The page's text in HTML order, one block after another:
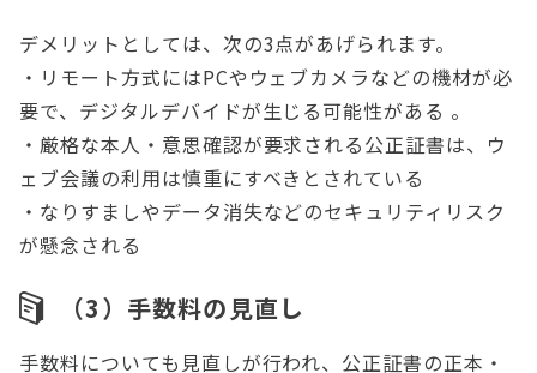
デメリットとしては、次の3点があげられます。
・リモート方式にはPCやウェブカメラなどの機材が必
要で、デジタルデバイドが生じる可能性がある 。
・厳格な本人・意思確認が要求される公正証書は、ウ
ェブ会議の利用は慎重にすべきとされている
・なりすましやデータ消失などのセキュリティリスク
が懸念される
（3）手数料の見直し
手数料についても見直しが行われ、公正証書の正本・